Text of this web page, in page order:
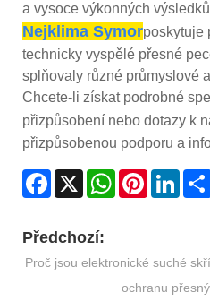
a vysoce výkonných
Nejklima Symorposkytuje
technicky vyspělé přesné
splňovaly různé průmyslové
Chcete-li získat podrobné
přizpůsobení nebo dotazy k
přizpůsobenou podporu a
Facebook
X WhatsAppPinterest
Předchozí:
Proč jsou elektronické suché
ochranu